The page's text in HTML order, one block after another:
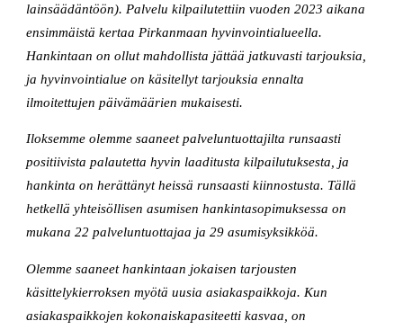
lainsäädäntöön). Palvelu kilpailutettiin vuoden 2023 aikana
ensimmäistä kertaa Pirkanmaan hyvinvointialueella.
Hankintaan on ollut mahdollista jättää jatkuvasti tarjouksia,
ja hyvinvointialue on käsitellyt tarjouksia ennalta
ilmoitettujen päivämäärien mukaisesti.
Iloksemme olemme saaneet palveluntuottajilta runsaasti
positiivista palautetta hyvin laaditusta kilpailutuksesta, ja
hankinta on herättänyt heissä runsaasti kiinnostusta. Tällä
hetkellä yhteisöllisen asumisen hankintasopimuksessa on
mukana 22 palveluntuottajaa ja 29 asumisyksikköä.
Olemme saaneet hankintaan jokaisen tarjousten
käsittelykierroksen myötä uusia asiakaspaikkoja. Kun
asiakaspaikkojen kokonaiskapasiteetti kasvaa, on